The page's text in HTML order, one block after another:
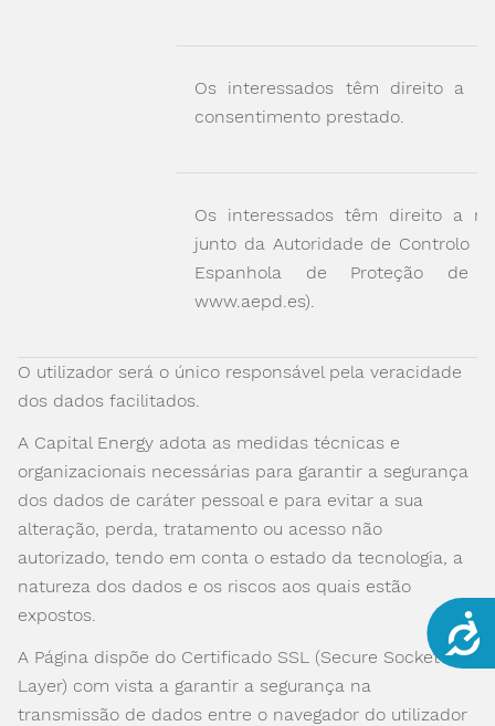
Os interessados têm direito a
consentimento prestado.
Os interessados têm direito a
junto da Autoridade de Controlo
Espanhola de Proteção de
www.aepd.es).
O utilizador será o único responsável pela veracidade
dos dados facilitados.
A Capital Energy adota as medidas técnicas e
organizacionais necessárias para garantir a segurança
dos dados de caráter pessoal e para evitar a sua
alteração, perda, tratamento ou acesso não
autorizado, tendo em conta o estado da tecnologia, a
natureza dos dados e os riscos aos quais estão
expostos.
A Página dispõe do Certificado SSL (Secure Socket
Layer) com vista a garantir a segurança na
transmissão de dados entre o navegador do utilizador